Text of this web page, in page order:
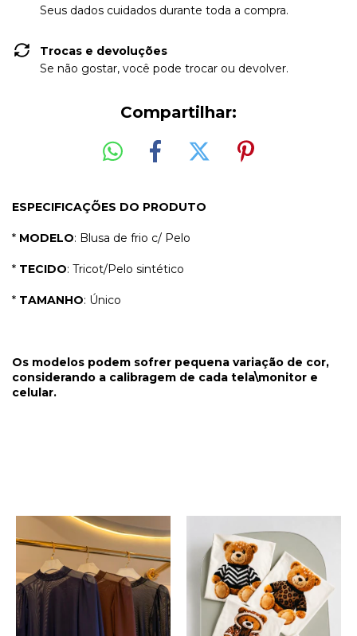
Seus dados cuidados durante toda a compra.
Trocas e devoluções
Se não gostar, você pode trocar ou devolver.
Compartilhar:
ESPECIFICAÇÕES DO PRODUTO
* MODELO: Blusa de frio c/ Pelo
* TECIDO: Tricot/Pelo sintético
* TAMANHO: Único
Os modelos podem sofrer pequena variação de cor,
considerando a calibragem de cada tela\monitor e
celular.